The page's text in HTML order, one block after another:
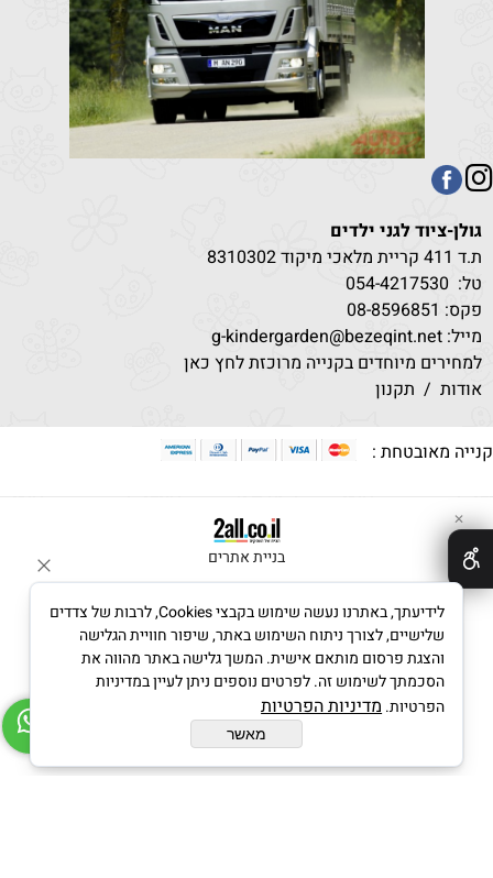
גולן-ציוד לגני ילדים
ת.ד 411 קריית מלאכי מיקוד 8310302
טל:
054-4217530
פקס: 08-8596851
מייל: g-kindergarden@bezeqint.net
למחירים מיוחדים בקנייה מרוכזת לחץ כאן
אודות / תקנון
קנייה מאובטחת :
בניית אתרים
✕
לידיעתך, באתרנו נעשה שימוש בקבצי Cookies, לרבות של צדדים
שלישיים, לצורך ניתוח השימוש באתר, שיפור חוויית הגלישה
והצגת פרסום מותאם אישית. המשך גלישה באתר מהווה את
הסכמתך לשימוש זה. לפרטים נוספים ניתן לעיין במדיניות
הפרטיות.מדיניות הפרטיות
מאשר